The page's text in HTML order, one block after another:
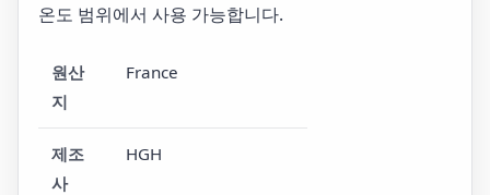
온도 범위에서 사용 가능합니다.
원산
지
France
제조
사
HGH